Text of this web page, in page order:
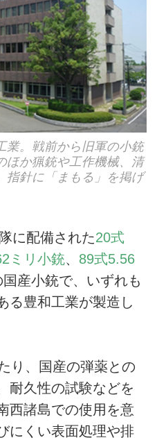
業。戦前から旧軍の小銃
ほか猟銃や工作機械、清
指針に「まもる」を掲げ
に配備された20式
ミリ小銃、 89式5.56
産小銃で、いずれも
る豊和工業が製造し
り、国産の弾薬との
耐久性の試験などを
西諸島での使用を意
にくい表面処理や排